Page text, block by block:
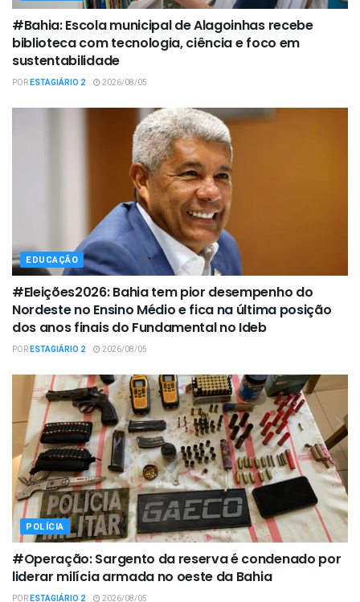
#Bahia: Escola municipal de Alagoinhas recebe
biblioteca com tecnologia, ciência e foco em
sustentabilidade
PORESTAGIÁRIO 2 2026/08/05
EDUCAÇÃO
#Eleições2026: Bahia tem pior desempenho do
Nordeste no Ensino Médio e fica na última posição
dos anos finais do Fundamental no Ideb
PORESTAGIÁRIO 2 2026/08/05
POLÍCIA
#Operação: Sargento da reserva é condenado por
liderar milícia armada no oeste da Bahia
PORESTAGIÁRIO 2 2026/08/05